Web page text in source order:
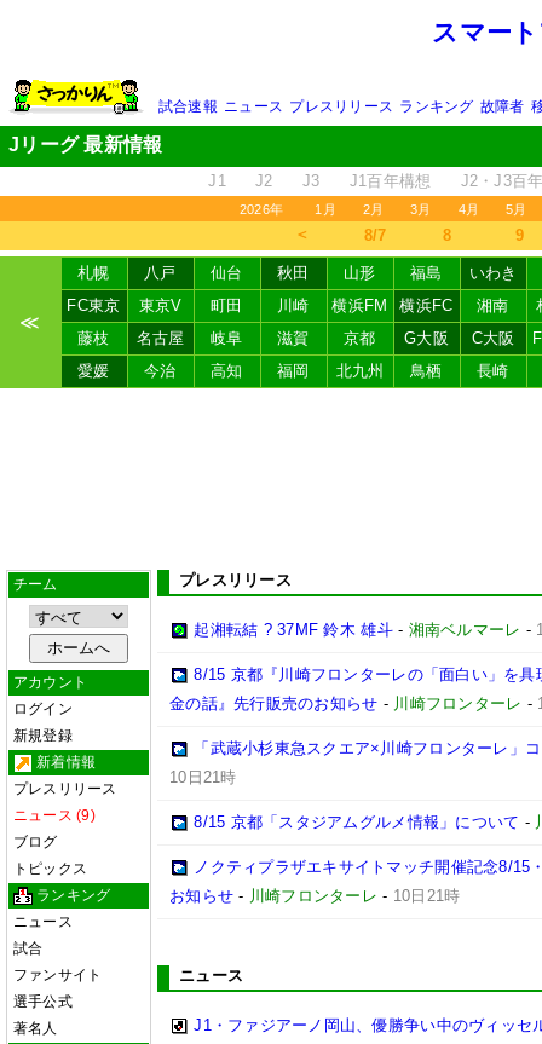
スマー
試合速報 ニュース プレスリリース ランキング 故障者
Jリーグ 最新情報
J1 J2 J3 J1百年構想 J2・J3百
2026年 1月 2月 3月 4月 5月
＜ 8/7 8 9
≪
札幌 八戸 仙台 秋田 山形 福島
いわき
FC東京
東京V 町田 川崎 横浜FM 横浜FC 湘南
藤枝
名古屋 岐阜 滋賀 京都 G大阪 C大阪
愛媛
今治 高知 福岡 北九州 鳥栖 長崎
チーム
アカウント
ログイン
新規登録
新着情報
プレスリリース
ニュース (9)
ブログ
トピックス
ランキング
ニュース
試合
ファンサイト
選手公式
著名人
プレスリリース
起湘転結 ? 37MF 鈴木 雄斗- 湘南ベルマーレ -
8/15 京都『川崎フロンターレの「面白い」を
金の話』先行販売のお知らせ - 川崎フロンターレ -
「武蔵小杉東急スクエア×川崎フロンターレ」
10日21時
8/15 京都「スタジアムグルメ情報」について -
ノクティプラザエキサイトマッチ開催記念8/
お知らせ - 川崎フロンターレ - 10日21時
ニュース
J1・ファジアーノ岡山、優勝争い中のヴィッ